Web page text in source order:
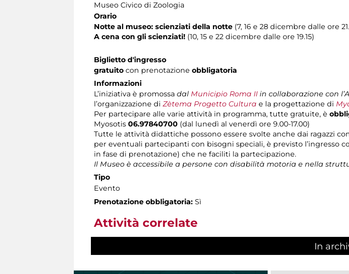
Museo Civico di Zoologia
Orario
Notte al museo: scienziati della notte (7, 16 e 28 dicembre dalle ore
A cena con gli scienziati! (10, 15 e 22 dicembre dalle ore 19.15)
Biglietto d'ingresso
gratuito con prenotazione obbligatoria
Informazioni
L’iniziativa è promossa dal Municipio Roma II in collaborazione con
l’organizzazione di Zètema Progetto Cultura e la progettazione di
Per partecipare alle varie attività in programma, tutte gratuite, è
Myosotis 06.97840700 (dal lunedì al venerdì ore 9.00-17.00)
Tutte le attività didattiche possono essere svolte anche dai ragazzi
per eventuali partecipanti con bisogni speciali, è previsto l’ingresso
in fase di prenotazione) che ne faciliti la partecipazione.
Il Museo è accessibile a persone con disabilità motoria e nella
Tipo
Evento
Prenotazione obbligatoria: Sì
Attività correlate
In